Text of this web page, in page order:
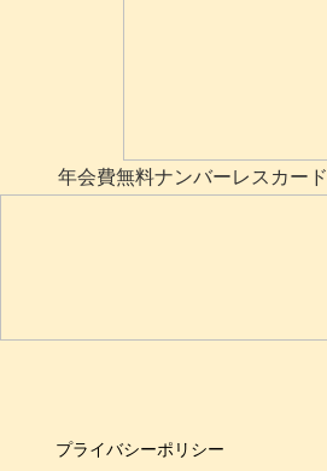
年会費無料ナンバーレスカード
プライバシーポリシー